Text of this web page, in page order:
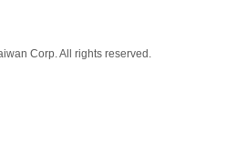
Corp. All rights reserved.